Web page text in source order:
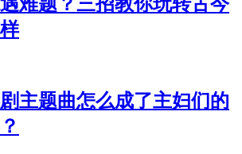
难题？三招教你玩转古今
主题曲怎么成了主妇们的